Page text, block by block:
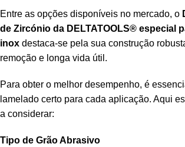
Entre as opções disponíveis no mercado, o
de Zircónio da DELTATOOLS® especial
inox destaca-se pela sua construção
remoção e longa vida útil.
Para obter o melhor desempenho, é
lamelado certo para cada aplicação. Aqui
a considerar:
Tipo de Grão Abrasivo